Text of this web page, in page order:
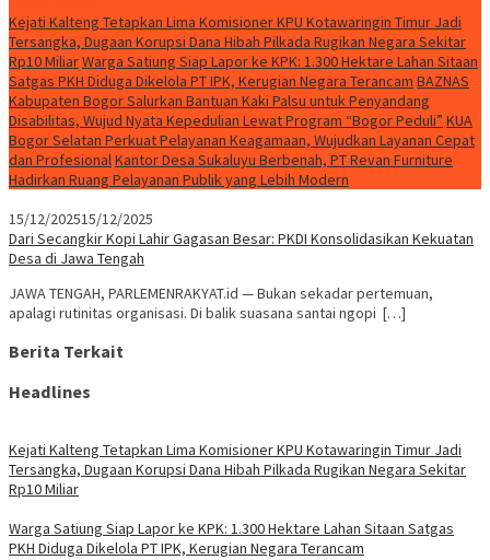
Kejati Kalteng Tetapkan Lima Komisioner KPU Kotawaringin Timur Jadi
Tersangka, Dugaan Korupsi Dana Hibah Pilkada Rugikan Negara Sekitar
Rp10 MiliarWarga Satiung Siap Lapor ke KPK: 1.300 Hektare Lahan Sitaan
Satgas PKH Diduga Dikelola PT IPK, Kerugian Negara Terancam BAZNAS
Kabupaten Bogor Salurkan Bantuan Kaki Palsu untuk Penyandang
Disabilitas, Wujud Nyata Kepedulian Lewat Program “Bogor Peduli” KUA
Bogor Selatan Perkuat Pelayanan Keagamaan, Wujudkan Layanan Cepat
dan ProfesionalKantor Desa Sukaluyu Berbenah, PT Revan Furniture
Hadirkan Ruang Pelayanan Publik yang Lebih Modern
15/12/202515/12/2025
Dari Secangkir Kopi Lahir Gagasan Besar: PKDI Konsolidasikan Kekuatan
Desa di Jawa Tengah
JAWA TENGAH, PARLEMENRAKYAT.id — Bukan sekadar pertemuan,
apalagi rutinitas organisasi. Di balik suasana santai ngopi […]
Berita Terkait
Headlines
Kejati Kalteng Tetapkan Lima Komisioner KPU Kotawaringin Timur Jadi
Tersangka, Dugaan Korupsi Dana Hibah Pilkada Rugikan Negara Sekitar
Rp10 Miliar
Warga Satiung Siap Lapor ke KPK: 1.300 Hektare Lahan Sitaan Satgas
PKH Diduga Dikelola PT IPK, Kerugian Negara Terancam